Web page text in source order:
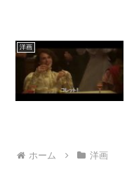
洋画
ホーム
洋画